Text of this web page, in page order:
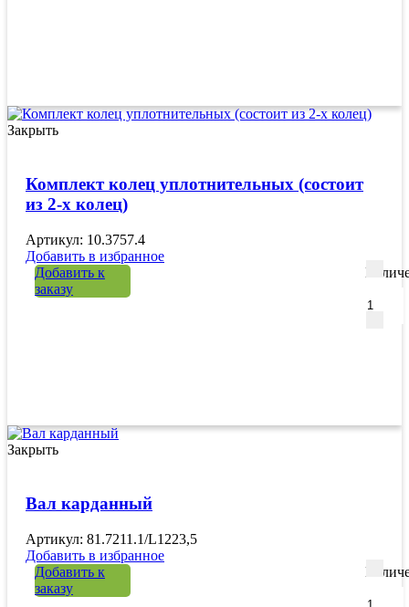
Закрыть
Комплект колец уплотнительных (состоит
из 2-х колец)
Артикул: 10.3757.4
Добавить в избранное
Добавить к
заказу
Закрыть
Вал карданный
Артикул: 81.7211.1/L1223,5
Добавить в избранное
Добавить к
заказу